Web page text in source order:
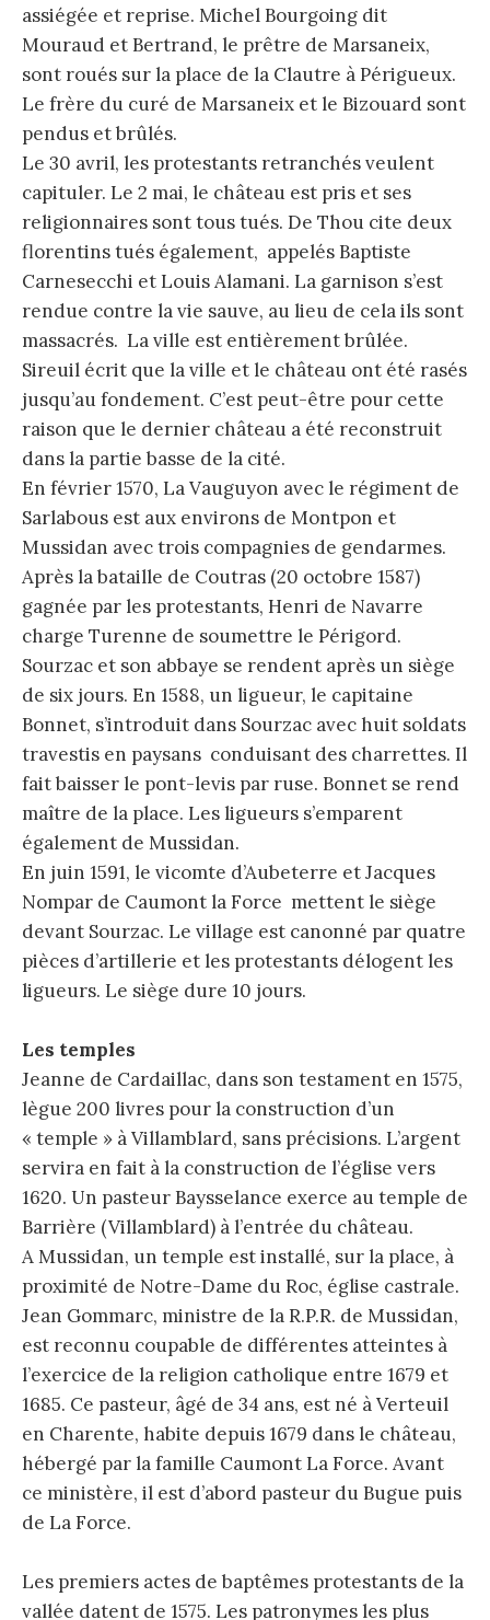
assiégée et reprise. Michel Bourgoing dit
Mouraud et Bertrand, le prêtre de Marsaneix,
sont roués sur la place de la Clautre à Périgueux.
Le frère du curé de Marsaneix et le Bizouard sont
pendus et brûlés.
Le 30 avril, les protestants retranchés veulent
capituler. Le 2 mai, le château est pris et ses
religionnaires sont tous tués. De Thou cite deux
florentins tués également, appelés Baptiste
Carnesecchi et Louis Alamani. La garnison s’est
rendue contre la vie sauve, au lieu de cela ils sont
massacrés. La ville est entièrement brûlée.
Sireuil écrit que la ville et le château ont été rasés
jusqu’au fondement. C’est peut-être pour cette
raison que le dernier château a été reconstruit
dans la partie basse de la cité.
En février 1570, La Vauguyon avec le régiment de
Sarlabous est aux environs de Montpon et
Mussidan avec trois compagnies de gendarmes.
Après la bataille de Coutras (20 octobre 1587)
gagnée par les protestants, Henri de Navarre
charge Turenne de soumettre le Périgord.
Sourzac et son abbaye se rendent après un siège
de six jours. En 1588, un ligueur, le capitaine
Bonnet, s’introduit dans Sourzac avec huit soldats
travestis en paysans conduisant des charrettes. Il
fait baisser le pont-levis par ruse. Bonnet se rend
maître de la place. Les ligueurs s’emparent
également de Mussidan.
En juin 1591, le vicomte d’Aubeterre et Jacques
Nompar de Caumont la Force mettent le siège
devant Sourzac. Le village est canonné par quatre
pièces d’artillerie et les protestants délogent les
ligueurs. Le siège dure 10 jours.
Les temples
Jeanne de Cardaillac, dans son testament en 1575,
lègue 200 livres pour la construction d’un
« temple » à Villamblard, sans précisions. L’argent
servira en fait à la construction de l’église vers
1620. Un pasteur Baysselance exerce au temple de
Barrière (Villamblard) à l’entrée du château.
A Mussidan, un temple est installé, sur la place, à
proximité de Notre-Dame du Roc, église castrale.
Jean Gommarc, ministre de la R.P.R. de Mussidan,
est reconnu coupable de différentes atteintes à
l’exercice de la religion catholique entre 1679 et
1685. Ce pasteur, âgé de 34 ans, est né à Verteuil
en Charente, habite depuis 1679 dans le château,
hébergé par la famille Caumont La Force. Avant
ce ministère, il est d’abord pasteur du Bugue puis
de La Force.
Les premiers actes de baptêmes protestants de la
vallée datent de 1575. Les patronymes les plus